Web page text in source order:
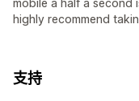
mobile a half a second
highly recommend
支持